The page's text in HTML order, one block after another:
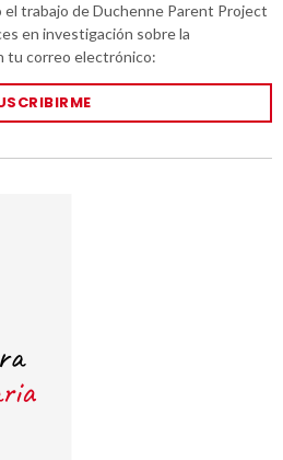
trabajo de Duchenne Parent Project
en investigación sobre la
tu correo electrónico: